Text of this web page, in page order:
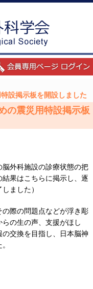
設掲示板を開設しました
の震災用特設掲示板
外科施設の診療状態の把
果はこちらに掲示し、逐
ました）
際の問題点などが浮き彫
の生の声、支援がほし
交換を目指し、日本脳神